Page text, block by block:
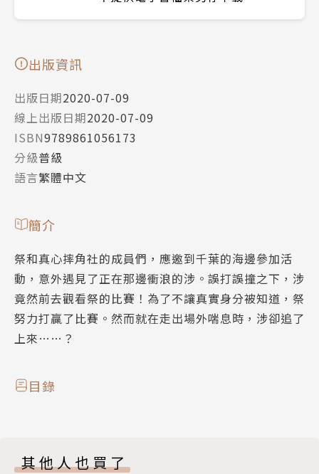
出版資訊
出版日期2020-07-09
線上出版日期2020-07-09
ISBN9789861056173
分級普級
語言繁體中文
簡介
祭和真心摔角社的成員們，應邀到千葉的海邊參加活
動，意外遇見了正在那邊衝浪的涉。誤打誤撞之下，涉
竟然前去觀看祭的比賽！為了不讓真實身分被知道，祭
努力打贏了比賽。然而就在走出場外喘息時，涉卻追了
上來……？
目錄
其他人也買了